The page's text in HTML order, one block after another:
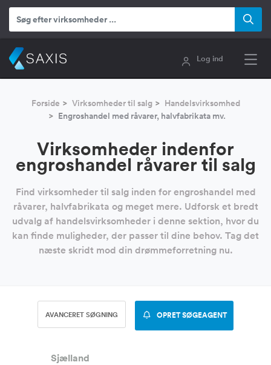
Log ind
Forside Virksomheder til salg
Handelsvirksomhed
Engroshandel med råvarer, halvfabrikata mv.
Virksomheder indenfor
engroshandel råvarer til salg
Find virksomheder til salg inden for engroshandel med
råvarer, halvfabrikata og meget mere. Udforsk et bredt
udvalg af handelsvirksomheder i denne sektion, hvor du
kan finde muligheder, der passer til dine behov. Tag det
næste skridt mod din drømmeforretning nu.
AVANCERET SØGNING OPRET SØGEAGENT
Sjælland